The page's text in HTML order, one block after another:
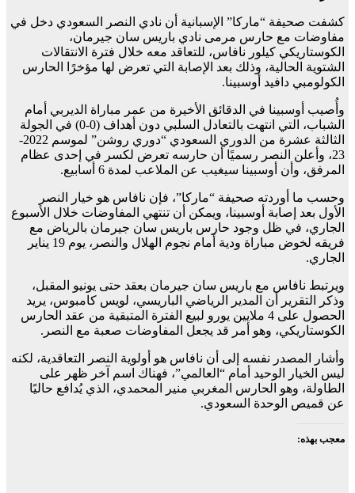
كشفت صحيفة “ماركا” الإسبانية أن نادي النصر السعودي دخل في
مفاوضات مع حارس مرمى نادي باريس سان جيرمان،
الكوستاريكي كيلور نافاس، للتعاقد معه خلال فترة الانتقالات
الشتوية الحالية، وذلك بعد الإصابة التي تعرض لها مؤخرًا الحارس
الكولومبي دافيد أوسبينا.
وأُصيب أوسبينا في الدقائق الأخيرة من عمر مباراة الديربي أمام
الشباب، التي انتهت بالتعادل السلبي دون أهداف (0-0) في الجولة
الثالثة عشرة من الدوري السعودي “دوري روشن” لموسم 2022-
23، وأعلن النصر رسميًا أن حارسه تعرض لكسر في إحدى عظام
المرفق، وأن أوسبينا سيغيب عن الملاعب لمدة 6 أسابيع.
وحسب ما أوردته صحيفة “ماركا”، فإن نافاس هو خيار النصر
الأول بعد إصابة أوسبينا، ويمكن أن تنتهي المفاوضات خلال الأسبوع
الجاري، في ظل وجود حارس باريس سان جيرمان بالرياض مع
فريقه لخوض مباراة ودية أمام نجوم الهلال والنصر، يوم 19 يناير
الجاري.
ويرتبط نافاس مع باريس سان جيرمان بعقد حتى يونيو المقبل،
وذكر التقرير أن المدير الرياضي الباريسي، لويس كامبوس، يريد
الحصول على 4 ملايين يورو لبيع الفترة المتبقية من عقد الحارس
الكوستاريكي، وهو أمر قد يجعل المفاوضات صعبة مع النصر.
وأشار المصدر نفسه إلى أن نافاس هو أولوية النصر التعاقدية، لكنه
ليس الخيار الوحيد أمام “العالمي”، فهناك اسم آخر ظهر على
الطاولة، وهو الحارس المغربي منير المحمدي، الذي يُدافع حاليًا
عن قميص الوحدة السعودي.
معجب بهذه: